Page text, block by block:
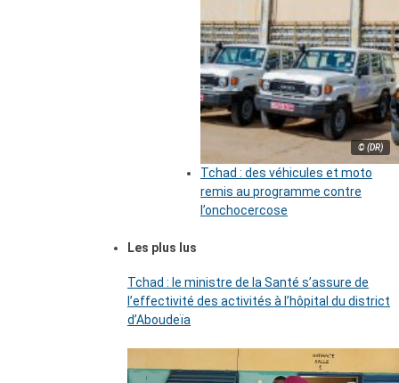
© (DR)
Tchad : des véhicules et moto
remis au programme contre
l’onchocercose
Les plus lus
Tchad : le ministre de la Santé s’assure de
l’effectivité des activités à l’hôpital du district
d’Aboudeïa